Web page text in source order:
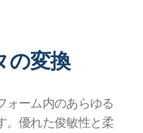
の変換
ォーム内のあらゆる
。優れた俊敏性と柔